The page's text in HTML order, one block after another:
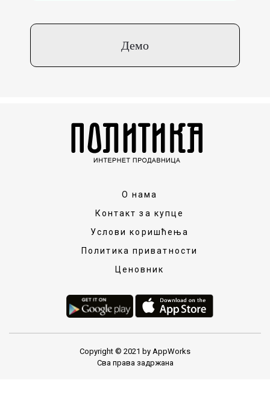
Демо
О нама
Контакт за купце
Услови коришћења
Политика приватности
Ценовник
Copyright © 2021 by AppWorks
Сва права задржана